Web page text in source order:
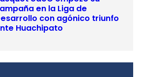
en la Liga de
con agónico triunfo
Huachipato